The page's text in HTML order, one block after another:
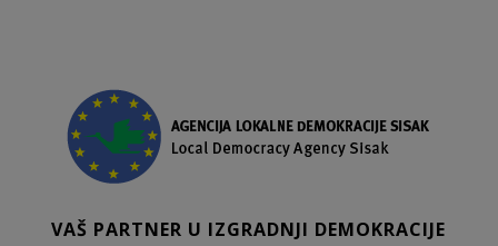
VAŠ PARTNER U IZGRADNJI DEMOKRACIJE